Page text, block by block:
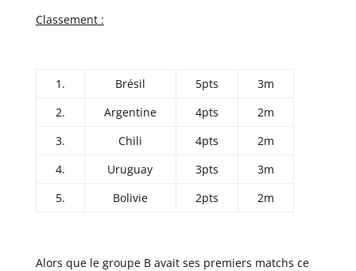
Classement :
1. Brésil 5pts
3m
2.
Argentine 4pts
2m
3.
Chili 4pts
2m
4.
Uruguay 3pts
3m
5.
Bolivie 2pts 2m
Alors que le groupe B avait ses premiers matchs ce